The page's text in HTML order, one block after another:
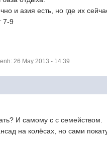
и азия есть, но где их
7-9
26 May 2013 - 14:39
И самому с с семейством.
на колёсах, но сами